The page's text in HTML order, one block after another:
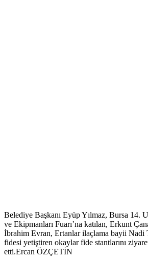
Belediye Başkanı Eyüp Yılmaz, Bursa 14.
ve Ekipmanları Fuarı’na katılan, Erkunt
İbrahim Evran, Ertanlar ilaçlama bayii Nadi
fidesi yetiştiren okaylar fide stantlarını
etti.Ercan ÖZÇETİN